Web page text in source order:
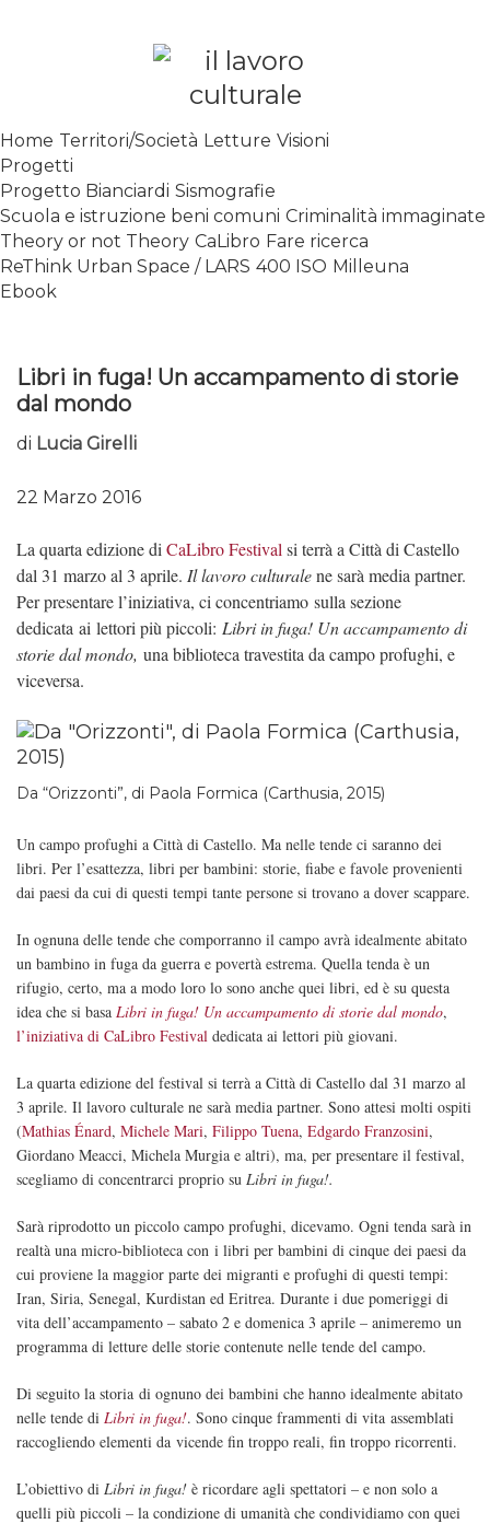
SPALANCARE LE FINESTRE DEI
CONTEMPORANEO
Home Territori/Società Letture Visioni
Progetti
Progetto Bianciardi Sismografie
Scuola e istruzione beni comuni Criminalità immaginate
Theory or not Theory CaLibro Fare ricerca
ReThink Urban Space / LARS 400 ISO Milleuna
Ebook
Libri in fuga! Un accampamento di storie
dal mondo
di Lucia Girelli
22 Marzo 2016
La quarta edizione diCaLibro Festivalsi terrà a Città di Castello
dal 31 marzo al 3 aprile. Il lavoro culturalene sarà media partner.
Per presentare l’iniziativa, ci concentriamo sulla sezione
dedicata ai lettori più piccoli: Libri in fuga! Un accampamento di
storie dal mondo, una biblioteca travestita da campo profughi, e
viceversa.
Da “Orizzonti”, di Paola Formica (Carthusia, 2015)
Un campo profughi a Città di Castello. Ma nelle tende ci saranno dei
libri. Per l’esattezza, libri per bambini: storie, fiabe e favole provenienti
dai paesi da cui di questi tempi tante persone si trovano a dover scappare.
In ognuna delle tende che comporranno il campo avrà idealmente abitato
un bambino in fuga da guerra e povertà estrema. Quella tenda è un
rifugio, certo, ma a modo loro lo sono anche quei libri, ed è su questa
idea che si basa Libri in fuga! Un accampamento di storie dal mondo,
l’iniziativa di CaLibro Festival dedicata ai lettori più giovani.
La quarta edizione del festival si terrà a Città di Castello dal 31 marzo al
3 aprile. Il lavoro culturale ne sarà media partner. Sono attesi molti ospiti
(Mathias Énard, Michele Mari, Filippo Tuena, Edgardo Franzosini,
Giordano Meacci, Michela Murgia e altri), ma, per presentare il festival,
scegliamo di concentrarci proprio su Libri in fuga!.
Sarà riprodotto un piccolo campo profughi, dicevamo. Ogni tenda sarà in
realtà una micro-biblioteca con i libri per bambini di cinque dei paesi da
cui proviene la maggior parte dei migranti e profughi di questi tempi:
Iran, Siria, Senegal, Kurdistan ed Eritrea. Durante i due pomeriggi di
vita dell’accampamento – sabato 2 e domenica 3 aprile – animeremo un
programma di letture delle storie contenute nelle tende del campo.
Di seguito la storia di ognuno dei bambini che hanno idealmente abitato
nelle tende di Libri in fuga!. Sono cinque frammenti di vita assemblati
raccogliendo elementi da vicende fin troppo reali, fin troppo ricorrenti.
L’obiettivo di Libri in fuga! è ricordare agli spettatori – e non solo a
quelli più piccoli – la condizione di umanità che condividiamo con quei